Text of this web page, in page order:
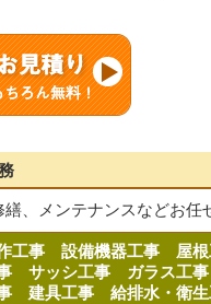
、メンテナンスなどお任
作工事設備機器工事 屋
事サッシ工事 ガラス工
事建具工事給排水・衛